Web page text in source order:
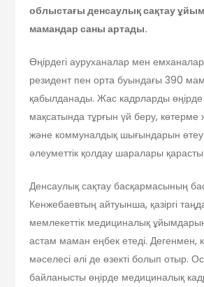
облыстағы денсаулық сақтау
мамандар саны артады.
Өңірдегі ауруханалар мен
резидент пен орта буындағы 390
қабылданады. Жас кадрларды өңірде
мақсатында тұрғын үй беру,
және коммуналдық шығындарын
әлеуметтік қолдау шаралары
Денсаулық сақтау басқармасының
Кенжебаевтың айтуынша, қазіргі
мемлекеттік медициналық
астам маман еңбек етеді. Дегенмен,
мәселесі әлі де өзекті болып отыр.
байланысты өңірде медициналық